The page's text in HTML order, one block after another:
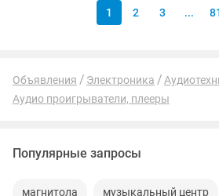
ОТДАМ ДВА...
1 2 3 ...
Объявления Электроника
Аудио проигрыватели, плееры
Популярные запросы
магнитола музыкальный центр